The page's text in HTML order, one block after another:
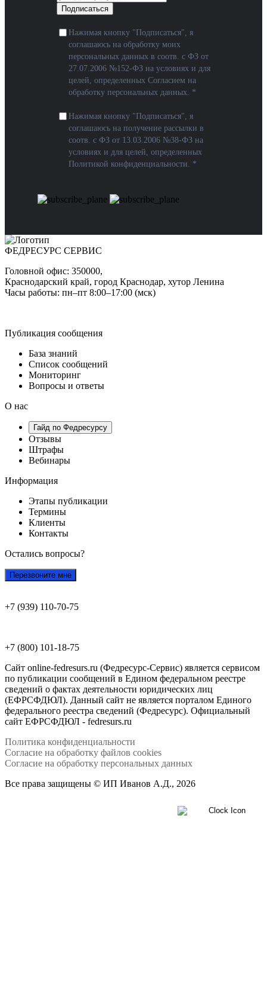
Подписаться
Нажимая кнопку "Подписаться", я
соглашаюсь на обработку моих
персональных данных в соотв. с ФЗ от
27.07.2006 №152-ФЗ на условиях и для
целей, определенных Согласием на
обработку персональных данных . *
Нажимая кнопку "Подписаться", я
соглашаюсь на получение рассылки в
соотв. с ФЗ от 13.03.2006 №38-ФЗ на
условиях и для целей, определенных
Политикой конфиденциальности . *
ФЕДРЕСУРС СЕРВИС
Головной офис: 350000,
Краснодарский край, город Краснодар, хутор Ленина
Часы работы: пн–пт 8:00–17:00 (мск)
Публикация сообщения
База знаний
Список сообщений
Мониторинг
Вопросы и ответы
О нас
Гайд по Федресурсу
Отзывы
Штрафы
Вебинары
Информация
Этапы публикации
Термины
Клиенты
Контакты
Остались вопросы?
Перезвоните мне
+7 (939) 110-70-75
+7 (800) 101-18-75
Сайт online-fedresurs.ru (Федресурс-Сервис) является сервисом
по публикации сообщений в Едином федеральном реестре
сведений о фактах деятельности юридических лиц
(ЕФРСФДЮЛ). Данный сайт не является порталом Единого
федерального реестра сведений (Федресурс). Официальный
сайт ЕФРСФДЮЛ - fedresurs.ru
Политика конфиденциальности
Согласие на обработку файлов cookies
Согласие на обработку персональных данных
Все права защищены © ИП Иванов А.Д., 2026